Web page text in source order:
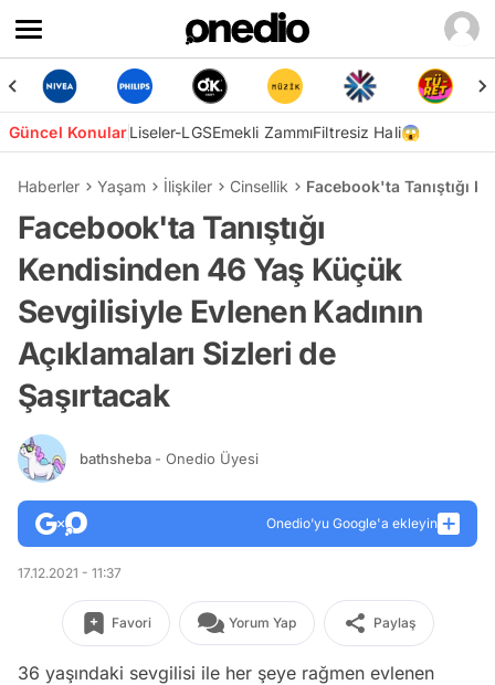
Güncel KonularLiseler-LGSEmekli ZammıFiltresiz Hali😱
Haberler Yaşam İlişkiler Cinsellik Facebook'ta Tanıştığı
Facebook'ta Tanıştığı
Kendisinden 46 Yaş Küçük
Sevgilisiyle Evlenen Kadının
Açıklamaları Sizleri de
Şaşırtacak
bathsheba - Onedio Üyesi
Onedio’yu Google'a ekleyin
17.12.2021 - 11:37
Favori Yorum Yap Paylaş
36 yaşındaki sevgilisi ile her şeye rağmen evlenen